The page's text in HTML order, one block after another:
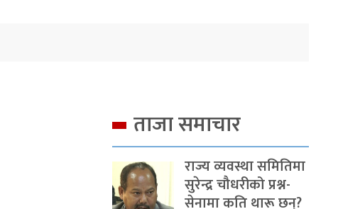
ताजा समाचार
राज्य व्यवस्था समितिमा
सुरेन्द्र चौधरीको प्रश्न-
सेनामा कति थारू छन्?